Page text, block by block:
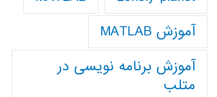
آموزش MATLAB
آموزش برنامه نویسی در
متلب